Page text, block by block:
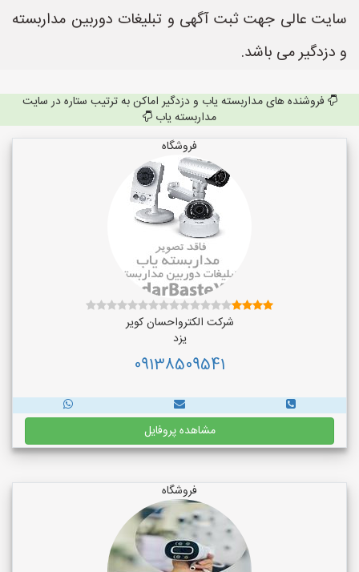
سایت عالی جهت ثبت آگهی و تبلیغات دوربین مداربسته
و دزدگیر می باشد.
فروشنده های مداربسته یاب و دزدگیر اماکن به ترتیب ستاره در سایت
مداربسته یاب
فروشگاه
شرکت الکترواحسان کویر
یزد
09138509541
مشاهده پروفایل
فروشگاه